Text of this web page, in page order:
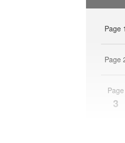
Page 1
Page
Page
3